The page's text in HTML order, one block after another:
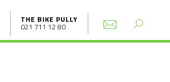
THE BIKE PULLY
021 711 12 80